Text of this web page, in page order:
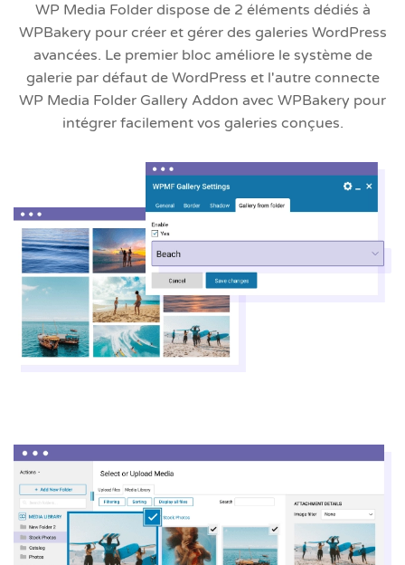
WP Media Folder dispose de 2 éléments dédiés à
WPBakery pour créer et gérer des galeries WordPress
avancées. Le premier bloc améliore le système de
galerie par défaut de WordPress et l'autre connecte
WP Media Folder Gallery Addon avec WPBakery pour
intégrer facilement vos galeries conçues.